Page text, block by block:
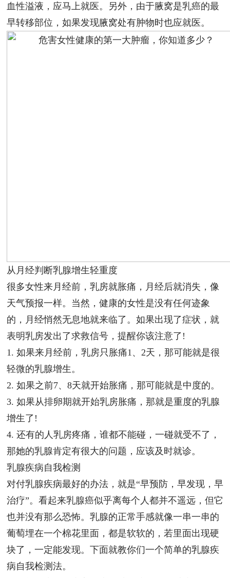
血性溢液，应马上就医。另外，由于腋窝是乳癌的最
早转移部位，如果发现腋窝处有肿物时也应就医。
从月经判断乳腺增生轻重度
很多女性来月经前，乳房就胀痛，月经后就消失，像
天气预报一样。当然，健康的女性是没有任何迹象
的，月经悄然无息地就来临了。如果出现了症状，就
表明乳房发出了求救信号，提醒你该注意了!
1. 如果来月经前，乳房只胀痛1、2天，那可能就是很
轻微的乳腺增生。
2. 如果之前7、8天就开始胀痛，那可能就是中度的。
3. 如果从排卵期就开始乳房胀痛，那就是重度的乳腺
增生了!
4. 还有的人乳房疼痛，谁都不能碰，一碰就受不了，
那她的乳腺肯定有很大的问题，应该及时就诊。
乳腺疾病自我检测
对付乳腺疾病最好的办法，就是“早预防，早发现，早
治疗”。看起来乳腺癌似乎离每个人都并不遥远，但它
也并没有那么恐怖。乳腺的正常手感就像一串一串的
葡萄埋在一个棉花里面，都是软软的，若里面出现硬
块了，一定能发现。下面就教你们一个简单的乳腺疾
病自我检测法。